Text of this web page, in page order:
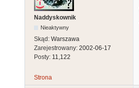
Naddyskownik
Nieaktywny
Skąd: Warszawa
Zarejestrowany: 2002-06-17
Posty: 11,122
Strona